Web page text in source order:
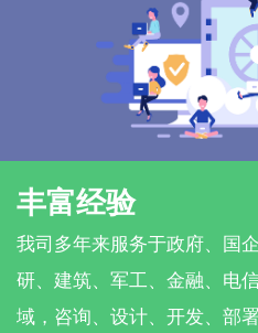
丰富经验
我司多年来服务于政府、国
研、建筑、军工、金融、电
域，咨询、设计、开发、部